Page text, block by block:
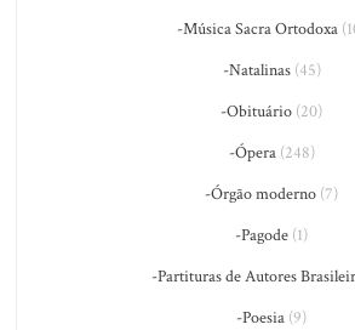
-Música Sacra Ortodoxa
-Natalinas(45)
-Obituário (20)
-Ópera(248)
-Órgão moderno (7)
-Pagode (1)
-Partituras de Autores
-Poesia (9)